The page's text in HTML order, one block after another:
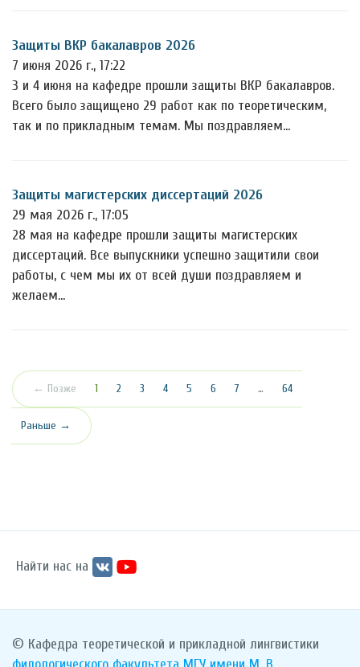
Защиты ВКР бакалавров 2026
7 июня 2026 г., 17:22
3 и 4 июня на кафедре прошли защиты ВКР бакалавров.
Всего было защищено 29 работ как по теоретическим,
так и по прикладным темам. Мы поздравляем…
Защиты магистерских диссертаций 2026
29 мая 2026 г., 17:05
28 мая на кафедре прошли защиты магистерских
диссертаций. Все выпускники успешно защитили свои
работы, с чем мы их от всей души поздравляем и
желаем…
← Позже 1 (текущая)
2 3 4 5 6 7 … 64
Раньше →
Найти нас на
© Кафедра теоретической и прикладной лингвистики